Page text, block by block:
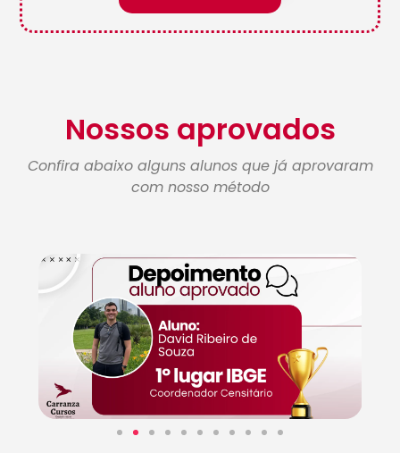
Nossos aprovados
Confira abaixo alguns alunos que já aprovaram
com nosso método